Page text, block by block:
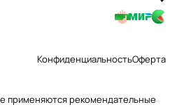
КонфиденциальностьОферта
применяютсярекомендательные